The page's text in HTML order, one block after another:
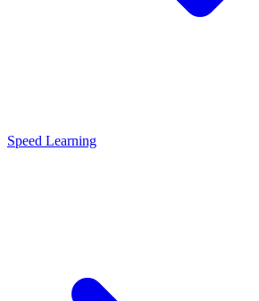
Speed Learning